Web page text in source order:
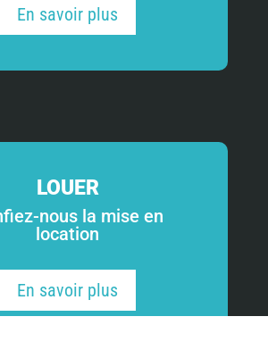
En savoir plus
LOUER
nous la mise en
location
En savoir plus